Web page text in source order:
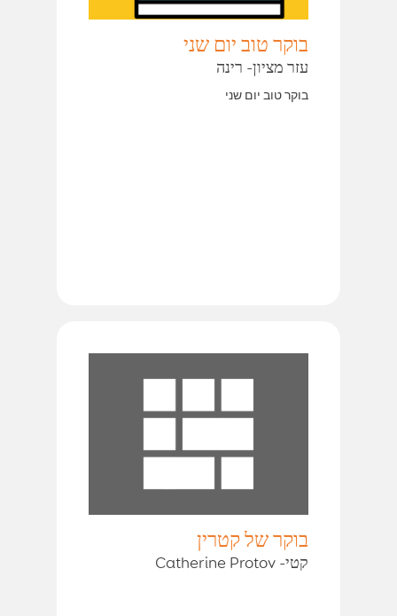
בוקר טוב יום שני
עזר מציון- רינה
בוקר טוב יום שני
בוקר של קטרין
קטי- Catherine Protov